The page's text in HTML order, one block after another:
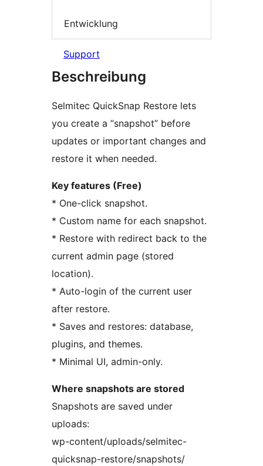
Entwicklung
Support
Beschreibung
Selmitec QuickSnap Restore lets
you create a “snapshot” before
updates or important changes and
restore it when needed.
Key features (Free)
* One-click snapshot.
* Custom name for each snapshot.
* Restore with redirect back to the
current admin page (stored
location).
* Auto-login of the current user
after restore.
* Saves and restores: database,
plugins, and themes.
* Minimal UI, admin-only.
Where snapshots are stored
Snapshots are saved under
uploads:
wp-content/uploads/selmitec-
quicksnap-restore/snapshots/